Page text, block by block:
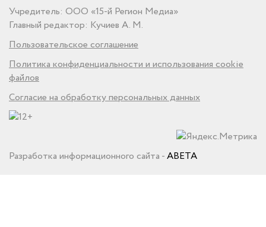
Учредитель: ООО «15-й Регион Медиа»
Главный редактор: Кучиев А. М.
Пользовательское соглашение
Политика конфиденциальности и использования cookie
файлов
Согласие на обработку персональных данных
Разработка информационного сайта -ABETA